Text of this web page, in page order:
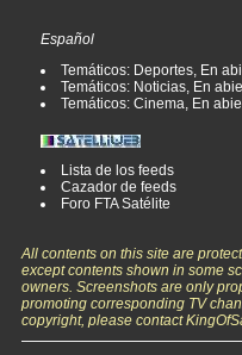
Español
Temáticos: Deportes, En
Temáticos: Noticias, En
Temáticos: Cinema, En
Lista de los feeds
Cazador de feeds
Foro FTA Satélite
All contents on this site are
except contents shown in some
owners. Screenshots are only
promoting corresponding TV
copyright, please contact